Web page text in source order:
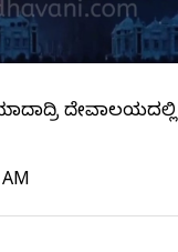
ದೇವಾಲಯದಲ್ಲಿ